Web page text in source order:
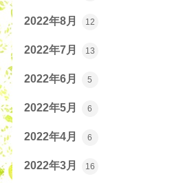
2022年8月 12
2022年7月 13
2022年6月 5
2022年5月 6
2022年4月 6
2022年3月 16